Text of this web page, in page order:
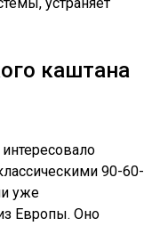
каштана
90-60-
уже
Европы. Оно